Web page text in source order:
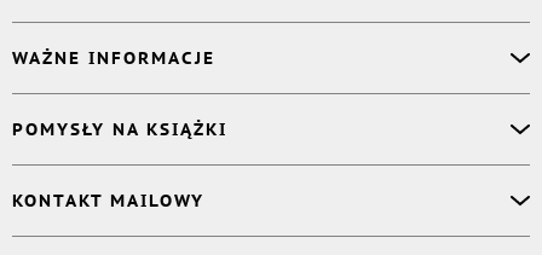
Korektor
Projektant okładki
Druk Twojej książki
Publikacja
WAŻNE INFORMACJE
Książki Ridero
Pomoc
Polityka prywatności
POMYSŁY NA KSIĄŻKI
Dzienniczek malucha
Książka eksperta
KONTAKT MAILOWY